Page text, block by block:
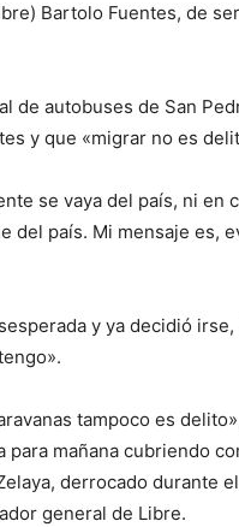
Bartolo Fuentes, de
de autobuses de San
y que «migrar no es
se vaya del país, ni en
del país. Mi mensaje es,
y ya decidió
tampoco es
para mañana cubriendo
derrocado durante
general de Libre.